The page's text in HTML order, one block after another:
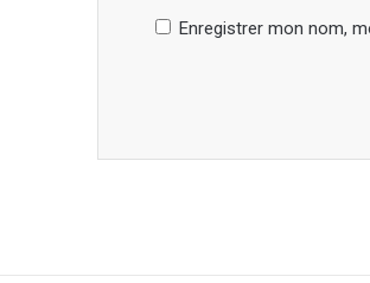
Enregistrer mon nom,